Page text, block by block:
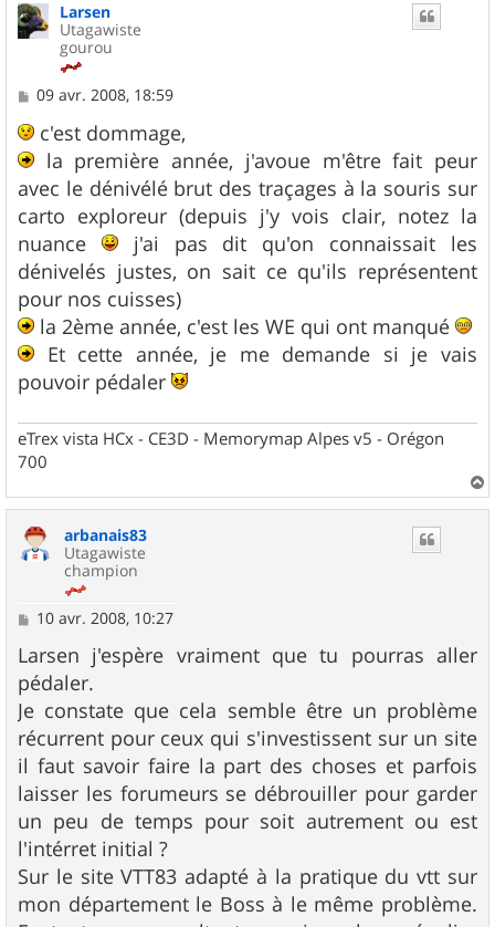
Larsen
Utagawiste
gourou
M
s
a
g
e
09 avr. 2008, 18:59
c'est dommage,
la première année, j'avoue m'être fait peur
avec le dénivélé brut des traçages à la souris sur
carto exploreur (depuis j'y vois clair, notez la
nuance
j'ai pas dit qu'on connaissait les
dénivelés justes, on sait ce qu'ils représentent
pour nos cuisses)
la 2ème année, c'est les WE qui ont manqué
Et cette année, je me demande si je vais
pouvoir pédaler
eTrex vista HCx - CE3D - Memorymap Alpes v5 - Orégon
700
a
arbanais83
Utagawiste
champion
M
s
s
a
g
e
10 avr. 2008, 10:27
Larsen j'espère vraiment que tu pourras aller
pédaler.
Je constate que cela semble être un problème
récurrent pour ceux qui s'investissent sur un site
il faut savoir faire la part des choses et parfois
laisser les forumeurs se débrouiller pour garder
un peu de temps pour soit autrement ou est
l'intérret initial ?
Sur le site VTT83 adapté à la pratique du vtt sur
mon département le Boss à le même problème.